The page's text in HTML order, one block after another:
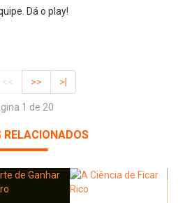
Dá o play!
<< >> >|
1 de 20